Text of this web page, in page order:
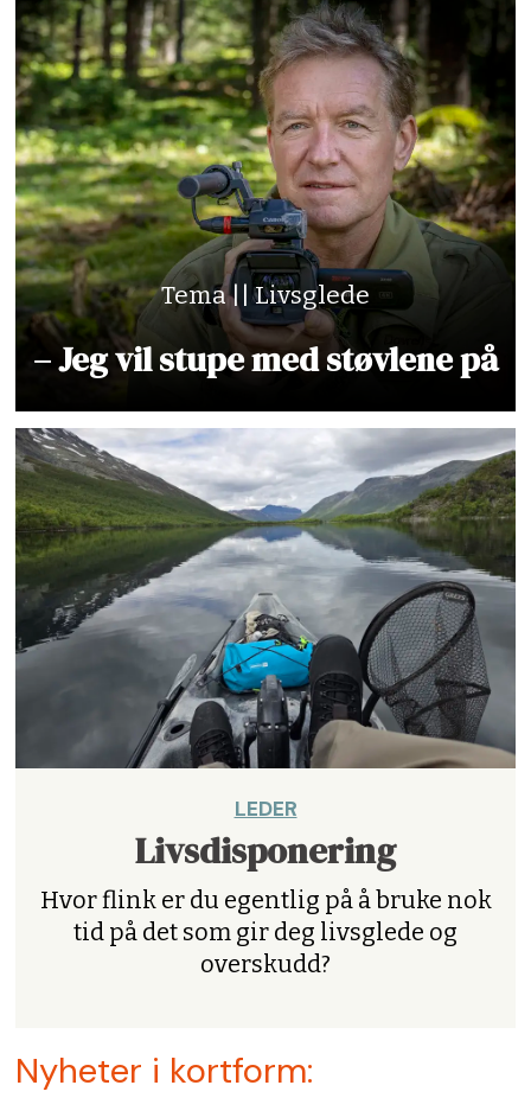
Tema || Livsglede
– Jeg vil stupe med støvlene på
LEDER
Livsdisponering
Hvor flink er du egentlig på å bruke nok
tid på det som gir deg livsglede og
overskudd?
Nyheter i kortform: